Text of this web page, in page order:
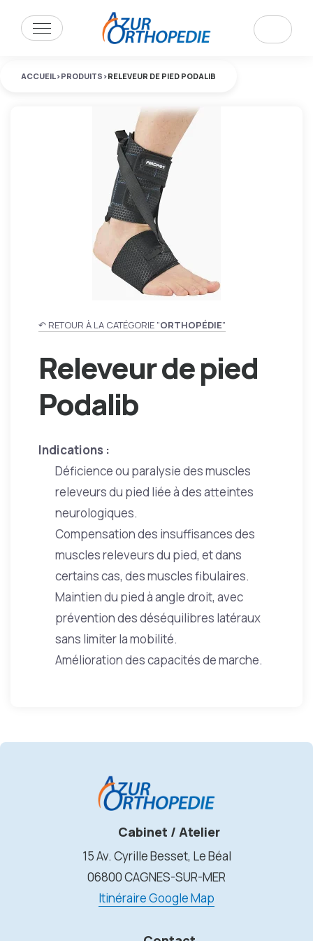
ACCUEIL>PRODUITS >RELEVEUR DE PIED PODALIB
↶ RETOUR À LA CATÉGORIE "ORTHOPÉDIE"
Releveur de pied
Podalib
Indications :
Déficience ou paralysie des muscles
releveurs du pied liée à des atteintes
neurologiques.
Compensation des insuffisances des
muscles releveurs du pied, et dans
certains cas, des muscles fibulaires.
Maintien du pied à angle droit, avec
prévention des déséquilibres latéraux
sans limiter la mobilité.
Amélioration des capacités de marche.
Cabinet / Atelier
15 Av. Cyrille Besset, Le Béal
06800 CAGNES-SUR-MER
Itinéraire Google Map